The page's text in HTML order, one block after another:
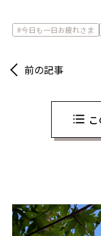
今日も一日お疲れさま
前の記事